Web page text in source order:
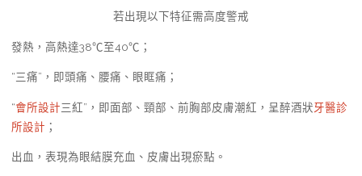
若出現以下特征需高度警戒
發熱，高熱達38℃至40℃；
“三痛”，即頭痛、腰痛、眼眶痛；
“會所設計三紅”，即面部、頸部、前胸部皮膚潮紅，呈醉酒狀牙醫診
所設計 ；
出血，表現為眼結膜充血、皮膚出現瘀點。